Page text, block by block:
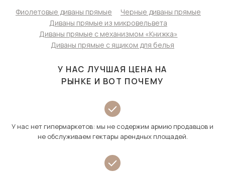
Фиолетовые диваны прямые
Черные диваны прямые
Диваны прямые из микровельвета
Диваны прямые с механизмом «Книжка»
Диваны прямые с ящиком для белья
У НАС ЛУЧШАЯ ЦЕНА НА
РЫНКЕ И ВОТ ПОЧЕМУ
У нас нет гипермаркетов: мы не содержим армию продавцов и
не обслуживаем гектары арендных площадей.